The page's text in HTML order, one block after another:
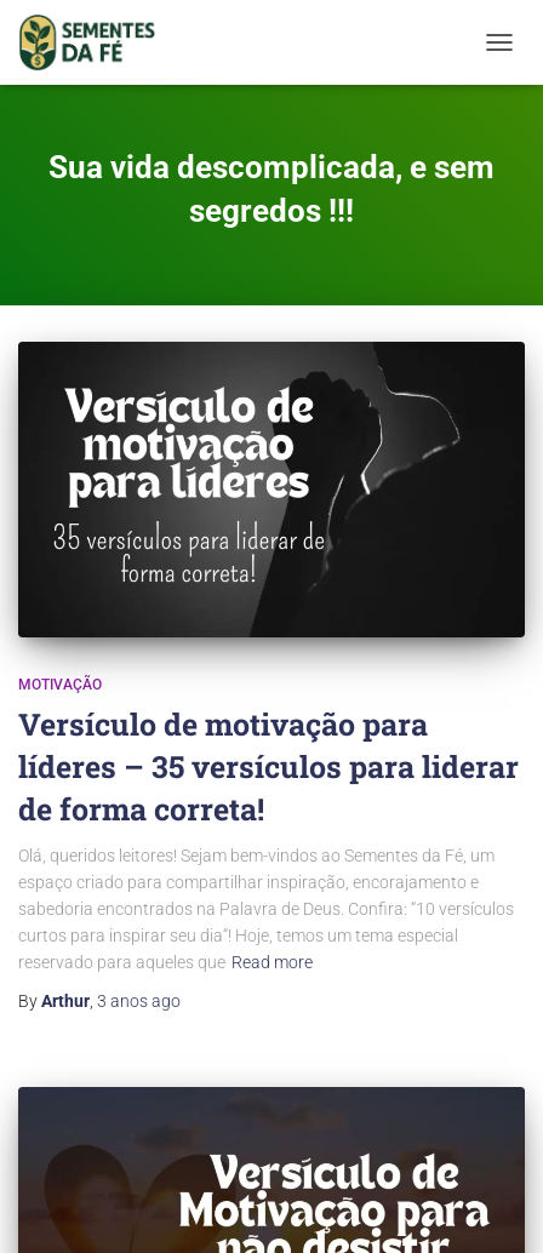
Sua vida descomplicada, e sem
segredos !!!
MOTIVAÇÃO
Versículo de motivação para
líderes – 35 versículos para liderar
de forma correta!
Olá, queridos leitores! Sejam bem-vindos ao Sementes da Fé, um
espaço criado para compartilhar inspiração, encorajamento e
sabedoria encontrados na Palavra de Deus. Confira: “10 versículos
curtos para inspirar seu dia“! Hoje, temos um tema especial
reservado para aqueles que Read more
ByArthur 3 anosago